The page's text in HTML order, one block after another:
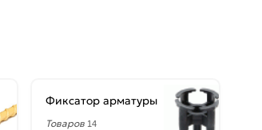
Фиксатор арматуры
Товаров 14